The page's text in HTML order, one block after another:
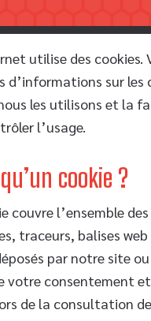
utilise des cookies.
d’informations sur les
les utilisons et la
l’usage.
cookie ?
couvre l’ensemble
traceurs, balises
par notre site
votre consentement
de la consultation